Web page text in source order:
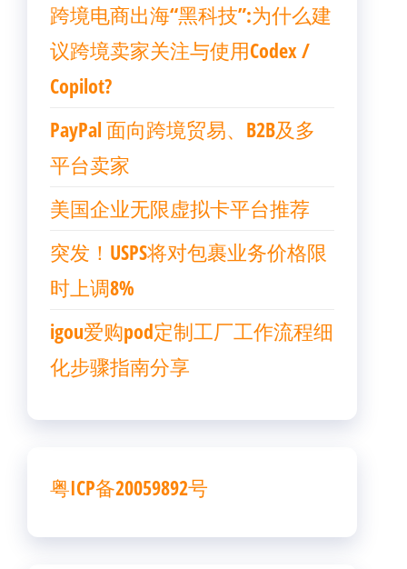
跨境电商出海“黑科技”:为什么建
议跨境卖家关注与使用Codex /
Copilot?
PayPal 面向跨境贸易、B2B及多
平台卖家
美国企业无限虚拟卡平台推荐
突发！USPS将对包裹业务价格限
时上调8%
igou爱购pod定制工厂工作流程细
化步骤指南分享
粤ICP备20059892号